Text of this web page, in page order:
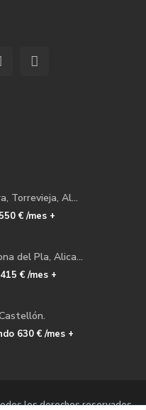
Torrevieja, Al...
550 €/mes +
del Pla, Alica...
415 €/mes +
630 €/mes +
los derechos reservados.